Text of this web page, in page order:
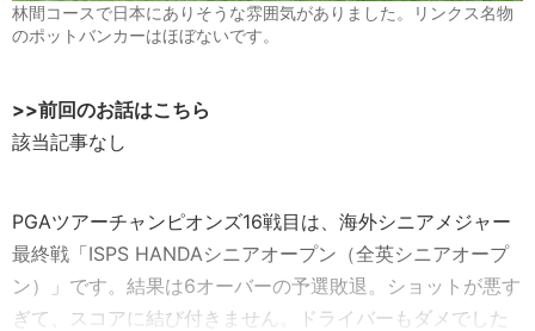
林間コースで日本にありそうな雰囲気がありました。リンクス名物
のポットバンカーはほぼないです。
>>前回のお話はこちら
該当記事なし
PGAツアーチャンピオンズ16戦目は、海外シニアメジャー
最終戦「ISPS HANDAシニアオープン（全英シニアオープ
ン）」です。結果は6オーバーの予選敗退。ショットが悪す
ぎて、スコアに結び付きません。ドライバーもダメでした